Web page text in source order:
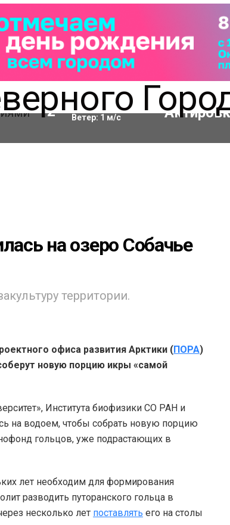
12°C Влажность:67%
Ветер: 1 м/с
на озеро Собачье
территории.
офиса развития Арктики (ПОРА)
новую порцию икры «самой
Института биофизики СО РАН и
на водоем, чтобы собрать новую порцию
гольцов, уже подрастающих в
лет необходим для формирования
разводить путоранского гольца в
несколько лет поставлять его на столы